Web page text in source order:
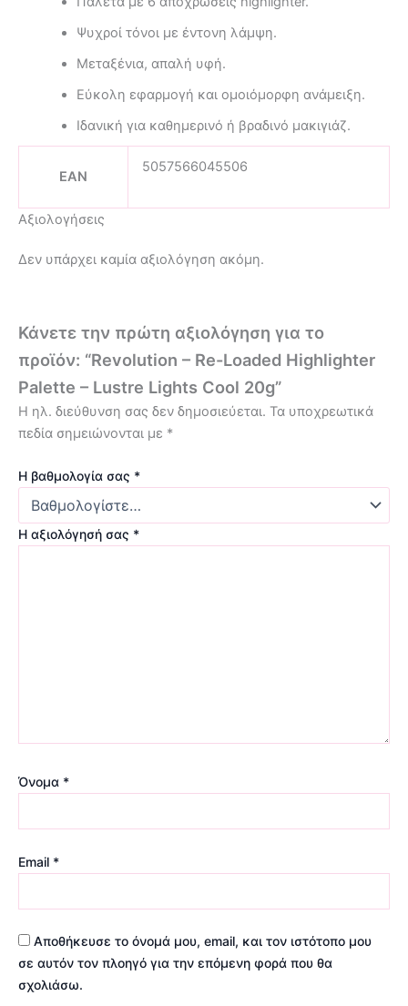
Ψυχροί τόνοι με έντονη λάμψη.
Μεταξένια, απαλή υφή.
Εύκολη εφαρμογή και ομοιόμορφη ανάμειξη.
Ιδανική για καθημερινό ή βραδινό μακιγιάζ.
EAN
5057566045506
Αξιολογήσεις
Δεν υπάρχει καμία αξιολόγηση ακόμη.
Κάνετε την πρώτη αξιολόγηση για το
προϊόν: “Revolution – Re-Loaded Highlighter
Palette – Lustre Lights Cool 20g”
Η ηλ. διεύθυνση σας δεν δημοσιεύεται. Τα υποχρεωτικά
πεδία σημειώνονται με *
Η βαθμολογία σας *
Η αξιολόγησή σας *
Όνομα *
Email *
Αποθήκευσε το όνομά μου, email, και τον ιστότοπο μου
σε αυτόν τον πλοηγό για την επόμενη φορά που θα
σχολιάσω.